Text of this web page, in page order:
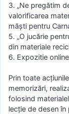
3. „Ne pregătim
valorificarea
măşti pentru
5. „O jucărie
din materiale
6. Expozitie online
Prin toate
memorizări,
folosind
lecţie de desen